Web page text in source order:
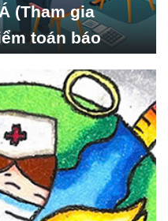
(Tham gia
toán báo
Xã